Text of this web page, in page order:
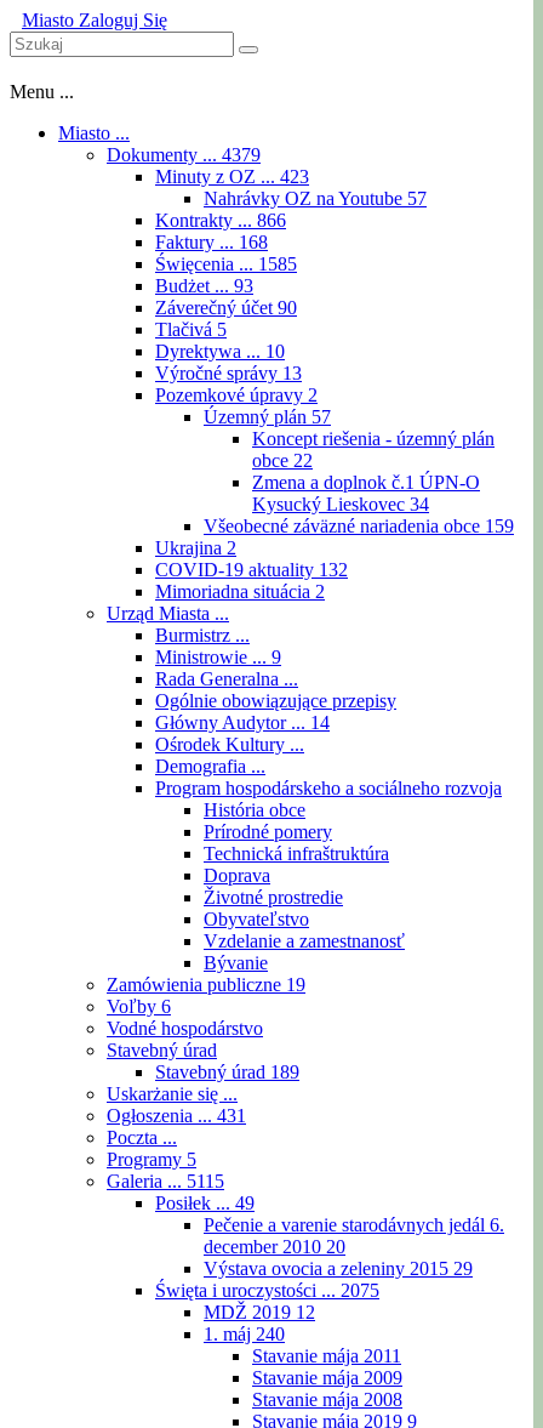
Miasto Zaloguj Się
Menu ...
Miasto ...
Dokumenty ... 4379
Minuty z OZ ... 423
Nahrávky OZ na Youtube 57
Kontrakty ... 866
Faktury ... 168
Święcenia ... 1585
Budżet ... 93
Záverečný účet 90
Tlačivá 5
Dyrektywa ... 10
Výročné správy 13
Pozemkové úpravy 2
Územný plán 57
Koncept riešenia - územný plán
obce 22
Zmena a doplnok č.1 ÚPN-O
Kysucký Lieskovec 34
Všeobecné záväzné nariadenia obce 159
Ukrajina 2
COVID-19 aktuality 132
Mimoriadna situácia 2
Urząd Miasta ...
Burmistrz ...
Ministrowie ... 9
Rada Generalna ...
Ogólnie obowiązujące przepisy
Główny Audytor ... 14
Ośrodek Kultury ...
Demografia ...
Program hospodárskeho a sociálneho rozvoja
História obce
Prírodné pomery
Technická infraštruktúra
Doprava
Životné prostredie
Obyvateľstvo
Vzdelanie a zamestnanosť
Bývanie
Zamówienia publiczne 19
Voľby 6
Vodné hospodárstvo
Stavebný úrad
Stavebný úrad 189
Uskarżanie się ...
Ogłoszenia ... 431
Poczta ...
Programy 5
Galeria ... 5115
Posiłek ... 49
Pečenie a varenie starodávnych jedál 6.
december 2010 20
Výstava ovocia a zeleniny 2015 29
Święta i uroczystości ... 2075
MDŽ 2019 12
1. máj 240
Stavanie mája 2011
Stavanie mája 2009
Stavanie mája 2008
Stavanie mája 2019 9